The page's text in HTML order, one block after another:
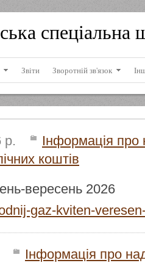
спеціальна
Звіти Зворотній зв'язок
р.
Інформація про
коштів
вересень 2026
gaz-kviten-
Інформація про